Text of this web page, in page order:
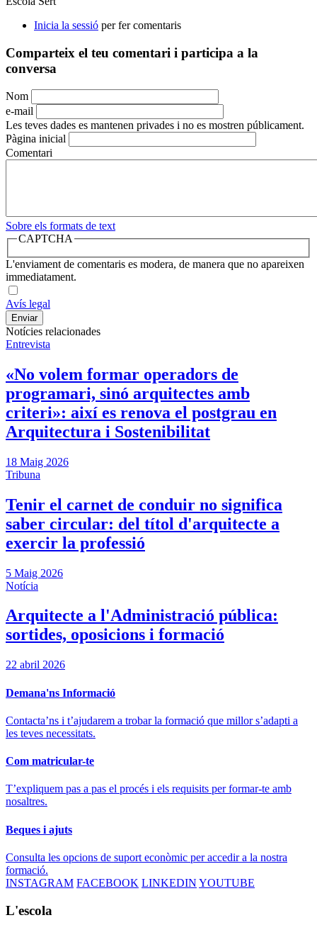
Inicia la sessió per fer comentaris
Comparteix el teu comentari i participa a la
conversa
Nom
e-mail
Les teves dades es mantenen privades i no es mostren públicament.
Pàgina inicial
Comentari
Sobre els formats de text
CAPTCHA
L'enviament de comentaris es modera, de manera que no apareixen
immediatament.
Avís legal
Notícies relacionades
Entrevista
«No volem formar operadors de
programari, sinó arquitectes amb
criteri»: així es renova el postgrau en
Arquitectura i Sostenibilitat
18 Maig 2026
Tribuna
Tenir el carnet de conduir no significa
saber circular: del títol d'arquitecte a
exercir la professió
5 Maig 2026
Notícia
Arquitecte a l'Administració pública:
sortides, oposicions i formació
22 abril 2026
Demana'ns Informació
Contacta’ns i t’ajudarem a trobar la formació que millor s’adapti a
les teves necessitats.
Com matricular-te
T’expliquem pas a pas el procés i els requisits per formar-te amb
nosaltres.
Beques i ajuts
Consulta les opcions de suport econòmic per accedir a la nostra
formació.
INSTAGRAM FACEBOOK LINKEDIN YOUTUBE
L'escola